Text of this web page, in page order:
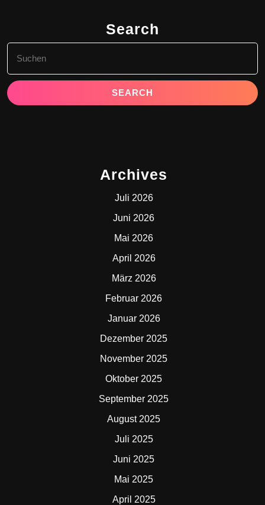
Search
for:
Archives
Juli 2026
Juni 2026
Mai 2026
April 2026
März 2026
Februar 2026
Januar 2026
Dezember 2025
November 2025
Oktober 2025
September 2025
August 2025
Juli 2025
Juni 2025
Mai 2025
April 2025